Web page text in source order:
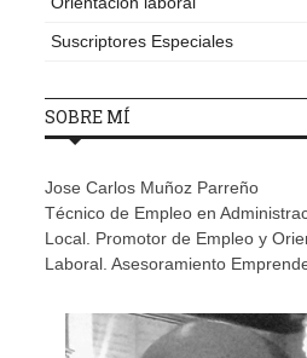
Suscriptores Especiales
SOBRE MÍ
Jose Carlos Muñoz Parreño
Técnico de Empleo en
Local. Promotor de Empleo y
Laboral. Asesoramiento